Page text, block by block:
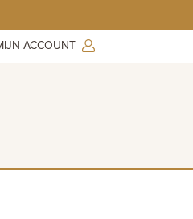
ACCOUNT